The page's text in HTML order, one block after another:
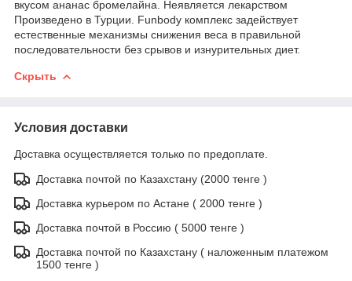
вкусом ананас бромелайна. Неявляется лекарством
Произведено в Турции. Funbody комплекс задействует
естественные механизмы снижения веса в правильной
последовательности без срывов и изнурительных диет.
Скрыть
Условия доставки
Доставка осуществляется только по предоплате.
Доставка почтой по Казахстану (2000 тенге )
Доставка курьером по Астане ( 2000 тенге )
Доставка почтой в Россию ( 5000 тенге )
Доставка почтой по Казахстану ( наложенным платежом
1500 тенге )